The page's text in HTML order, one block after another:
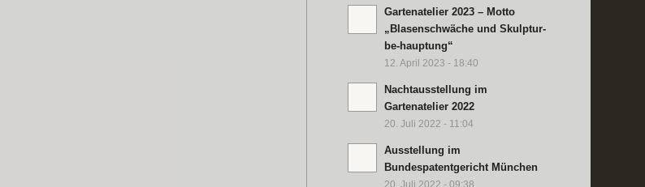
Gartenatelier 2023 – Motto
„Blasenschwäche und Skulptur-
be-hauptung“
12. April 2023 - 18:40
Nachtausstellung im
Gartenatelier 2022
20. Juli 2022 - 11:04
Ausstellung im
Bundespatentgericht München
20. Juli 2022 - 09:38